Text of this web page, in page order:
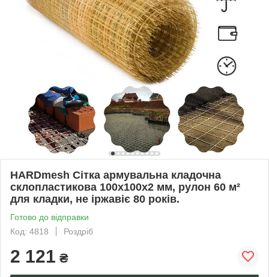
HARDmesh Сітка армувальна кладочна
склопластикова 100х100х2 мм, рулон 60 м²
для кладки, не іржавіє 80 років.
Готово до відправки
Код: 4818
Роздріб
2 121 ₴